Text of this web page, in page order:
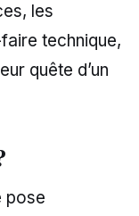
les
technique,
quête d’un
pose